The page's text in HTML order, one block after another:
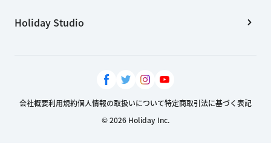
Holiday Studio
会社概要利用規約個人情報の取扱いについて特定商取引法に基づく表記
© 2026 Holiday Inc.